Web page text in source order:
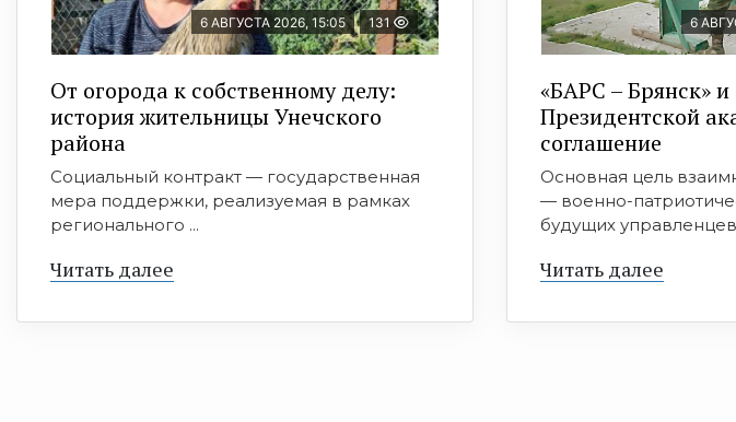
6 АВГУСТА 2026, 15:05 131
От огорода к собственному делу:
история жительницы Унечского
района
Социальный контракт — государственная
мера поддержки, реализуемая в рамках
регионального ...
Читать далее
6
«БАРС – Брянск»
Президентской
соглашение
Основная цель
— военно-
будущих
Читать далее